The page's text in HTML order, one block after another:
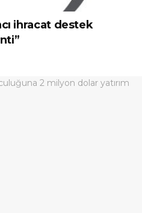
ihracat destek